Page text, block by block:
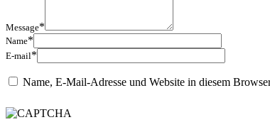
Message*
Name*
E-mail*
Name, E-Mail-Adresse und Website in diesem